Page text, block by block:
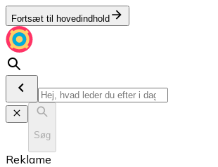
Fortsæt til hovedindhold
Søg
Reklame